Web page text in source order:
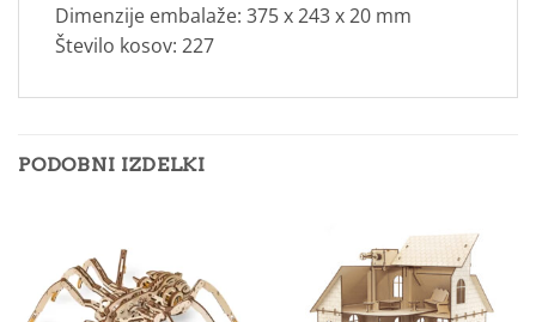
Dimenzije embalaže: 375 x 243 x 20 mm
Število kosov: 227
PODOBNI IZDELKI